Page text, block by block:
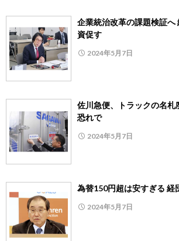
企業統治改革の課題検証へ
資促す
2024年5月7日
佐川急便、トラックの名札
恐れで
2024年5月7日
為替150円超は安すぎる 経
2024年5月7日